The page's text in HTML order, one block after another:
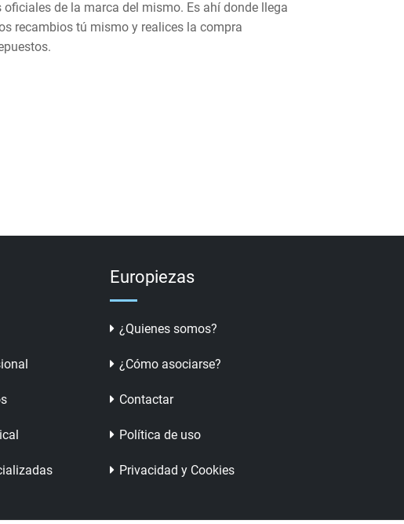
de la marca del mismo. Es ahí donde llega
recambios tú mismo y realices la compra
Europiezas
¿Quienes somos?
¿Cómo asociarse?
Contactar
Política de uso
Privacidad y Cookies